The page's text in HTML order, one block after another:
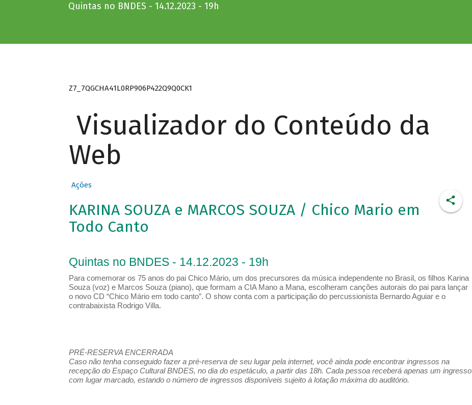
Quintas no BNDES - 14.12.2023 - 19h
Z7_7QGCHA41L0RP906P422Q9Q0CK1
Visualizador do Conteúdo da
Web
Ações
KARINA SOUZA e MARCOS SOUZA / Chico Mario em
Todo Canto
Quintas no BNDES - 14.12.2023 - 19h
Para comemorar os 75 anos do pai Chico Mário, um dos precursores da música independente no Brasil, os filhos Karina
Souza (voz) e Marcos Souza (piano), que formam a CIA Mano a Mana, escolheram canções autorais do pai para lançar
o novo CD “Chico Mário em todo canto”. O show conta com a participação do percussionista Bernardo Aguiar e o
contrabaixista Rodrigo Villa.
PRÉ-RESERVA ENCERRADA
Caso não tenha conseguido fazer a pré-reserva de seu lugar pela internet, você ainda pode encontrar ingressos na
recepção do Espaço Cultural BNDES, no dia do espetáculo, a partir das 18h. Cada pessoa receberá apenas um ingresso
com lugar marcado, estando o número de ingressos disponíveis sujeito à lotação máxima do auditório.